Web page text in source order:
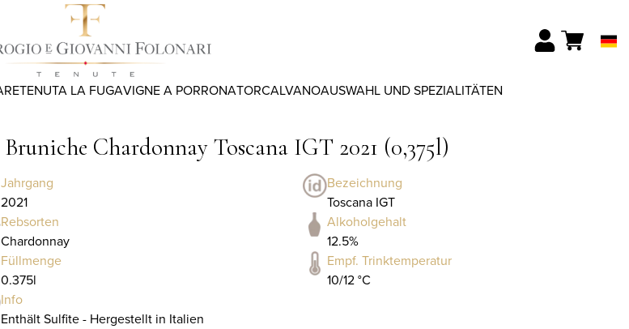
TENUTA LA FUGAVIGNE A PORRONATORCALVANOAUSWAHL UND SPEZIALITÄTEN
Chardonnay Toscana IGT 2021 (0,375l)
Jahrgang
2021
Bezeichnung
Toscana IGT
Rebsorten
Chardonnay
Alkoholgehalt
12.5%
Füllmenge
0.375l
Empf. Trinktemperatur
10/12 °C
Info
Enthält Sulfite - Hergestellt in Italien